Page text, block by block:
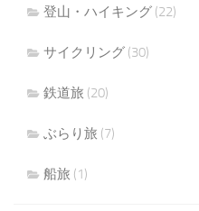
登山・ハイキング (22)
サイクリング (30)
鉄道旅 (20)
ぶらり旅 (7)
船旅 (1)